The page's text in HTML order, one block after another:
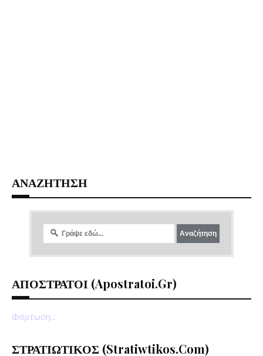
ΑΝΑΖΗΤΗΣΗ
ΑΠΟΣΤΡΑΤΟΙ (apostratoi.gr)
Φόρτωση...
ΣΤΡΑΤΙΩΤΙΚΟΣ (stratiwtikos.com)